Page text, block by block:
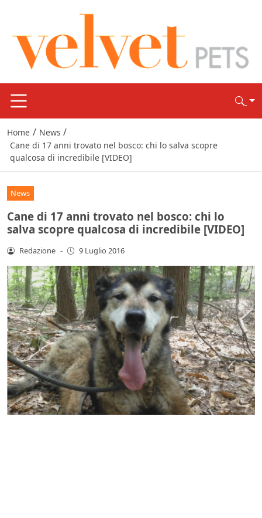
Home / News /
Cane di 17 anni trovato nel bosco: chi lo salva scopre
qualcosa di incredibile [VIDEO]
News
Cane di 17 anni trovato nel bosco: chi lo
salva scopre qualcosa di incredibile [VIDEO]
Redazione - 9 Luglio 2016